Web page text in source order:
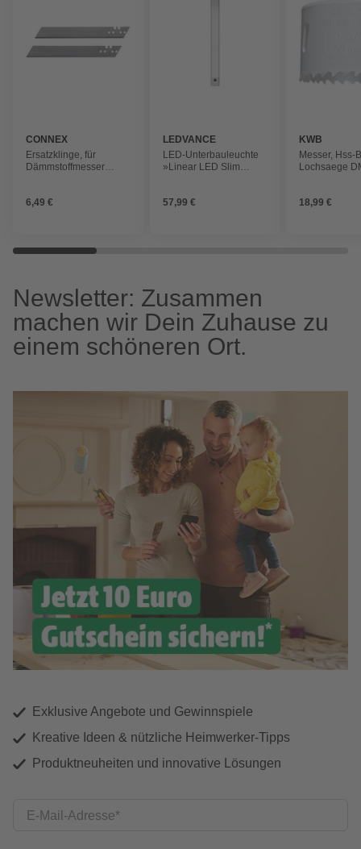
CONNEX
Ersatzklinge, für
Dämmstoffmesser
6,49 €
LEDVANCE
LED-Unterbauleuchte
»Linear LED Slim
57,99 €
KWB
Messer, Hss-
Lochsaege
18,99 €
Newsletter: Zusammen
machen wir Dein Zuhause zu
einem schöneren Ort.
Exklusive Angebote und Gewinnspiele
Kreative Ideen & nützliche Heimwerker-Tipps
Produktneuheiten und innovative Lösungen
E-Mail-Adresse